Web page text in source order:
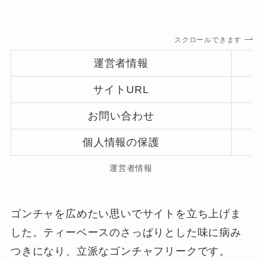
スクロールできます
運営者情報
サイトURL
お問い合わせ
個人情報の保護
運営者情報
ゴンチャを広めたい思いでサイトを立ち上げま
した。ティーベースのさっぱりとした味に病み
つきになり、立派なゴンチャフリークです。